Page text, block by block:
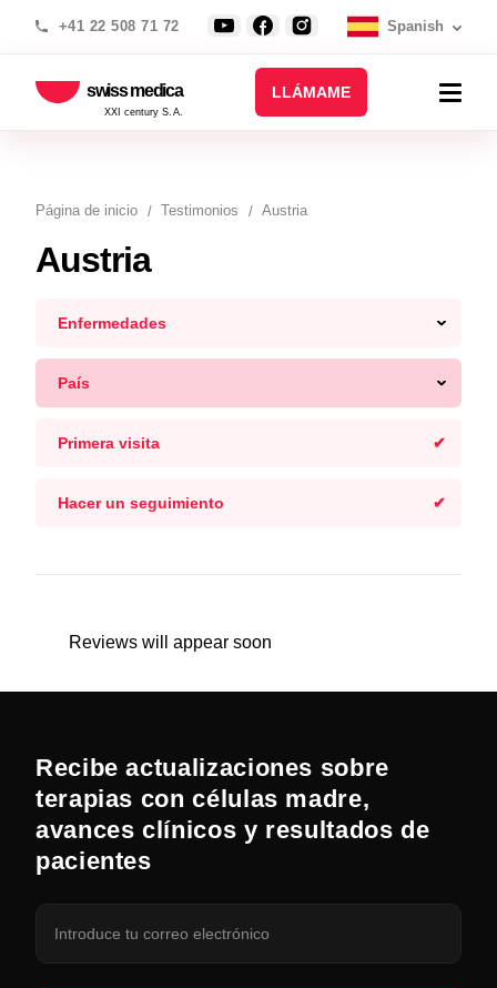
+41 22 508 71 72 Spanish
swiss medica
XXI century S.A.
LLÁMAME
Página de inicio Testimonios Austria
Austria
Enfermedades
País
Primera visita
Hacer un seguimiento
Reviews will appear soon
Recibe actualizaciones sobre
terapias con células madre,
avances clínicos y resultados de
pacientes